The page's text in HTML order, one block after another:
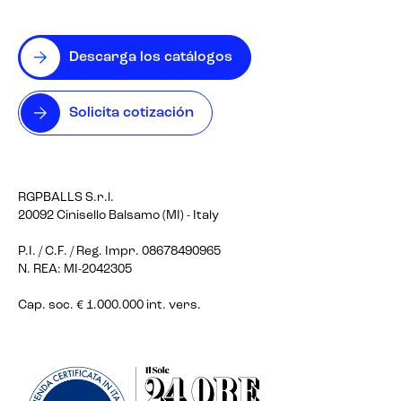
Descarga los catálogos
Solicita cotización
RGPBALLS S.r.l.
20092 Cinisello Balsamo (MI) - Italy
P.I. / C.F. / Reg. Impr. 08678490965
N. REA: MI-2042305
Cap. soc. € 1.000.000 int. vers.